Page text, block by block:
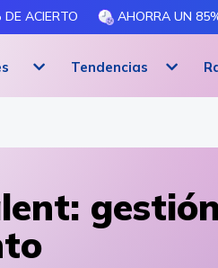
ACIERTO AHORRA UN
Tendencias